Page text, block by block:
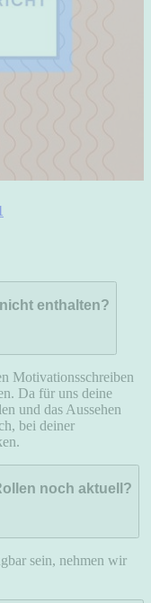
enthalten?
Motivationsschreiben
Da für uns deine
und das Aussehen
bei deiner
noch aktuell?
sein, nehmen wir